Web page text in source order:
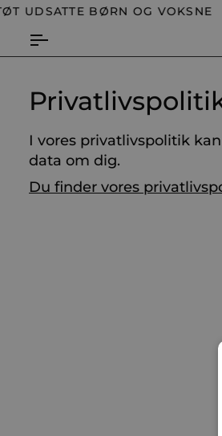
Spring
indhold
UDSATTE BØRN OG VOKSNE
I vores privatlivspolitik
data om dig.
Du finder vores